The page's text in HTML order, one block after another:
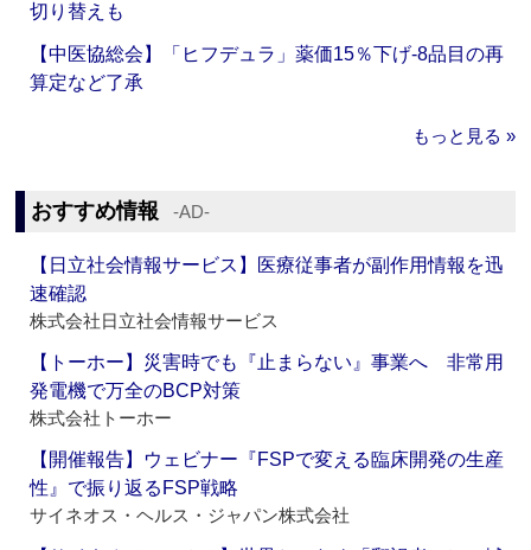
切り替えも
【中医協総会】「ヒフデュラ」薬価15％下げ‐8品目の再
算定など了承
もっと見る »
おすすめ情報 ‐AD‐
【日立社会情報サービス】医療従事者が副作用情報を迅
速確認
株式会社日立社会情報サービス
【トーホー】災害時でも『止まらない』事業へ 非常用
発電機で万全のBCP対策
株式会社トーホー
【開催報告】ウェビナー『FSPで変える臨床開発の生産
性』で振り返るFSP戦略
サイネオス・ヘルス・ジャパン株式会社